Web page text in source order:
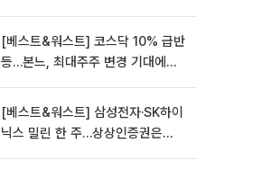
[베스트&워스트] 코스닥 10% 급반
등…본느, 최대주주 변경 기대에
[베스트&워스트] 삼성전자·SK하이
닉스 밀린 한 주…상상인증권은